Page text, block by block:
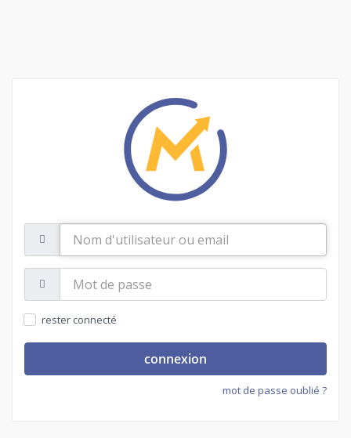
d'utilisateur
ou
email
passe:
rester connecté
connexion
mot de passe oublié ?